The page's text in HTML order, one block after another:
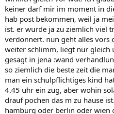
keiner darf mir im moment in
hab post bekommen, weil ja
ist. er wurde ja zu ziemlich viel
verdonnert. nun geht alles vors
weiter schlimm, liegt nur gleich
gesagt in jena :wand
so ziemlich die beste zeit die
man ein schulpflichtiges kind
4.45 uhr ein zug, aber wohin
drauf pochen das m zu hause
hamburg oder berlin oder wien